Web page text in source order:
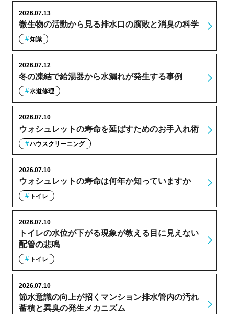
微生物の活動から見る排水口の腐敗と消臭の科学
2026.07.13
知識
冬の凍結で給湯器から水漏れが発生する事例
2026.07.12
水道修理
ウォシュレットの寿命を延ばすためのお手入れ術
2026.07.10
ハウスクリーニング
ウォシュレットの寿命は何年か知っていますか
2026.07.10
トイレ
トイレの水位が下がる現象が教える目に見えない
配管の悲鳴
2026.07.10
トイレ
節水意識の向上が招くマンション排水管内の汚れ
蓄積と異臭の発生メカニズム
2026.07.10